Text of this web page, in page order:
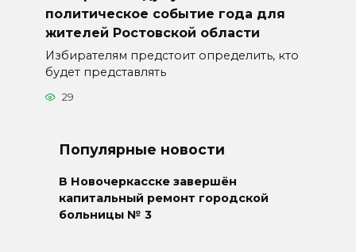
политическое событие года для
жителей Ростовской области
Избирателям предстоит определить, кто
будет представлять
29
Популярные новости
В Новочеркасске завершён
капитальный ремонт городской
больницы № 3